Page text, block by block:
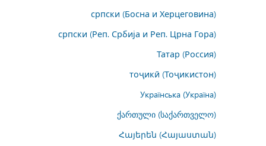
српски (Босна и Херцеговина)
српски (Реп. Србија и Реп. Црна Гора)
Татар (Россия)
тоҷикӣ (Тоҷикистон)
Українська (Україна)
ქართული (საქართველო)
Հայերեն (Հայաստան)